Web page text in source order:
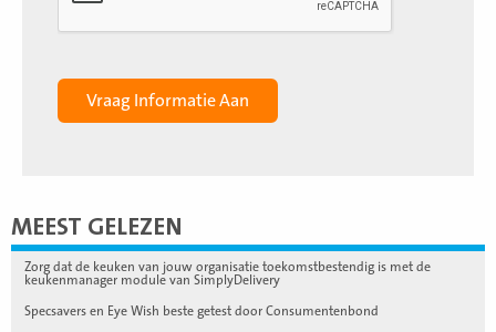
MEEST GELEZEN
Zorg dat de keuken van jouw organisatie toekomstbestendig is met de
keukenmanager module van SimplyDelivery
Specsavers en Eye Wish beste getest door Consumentenbond